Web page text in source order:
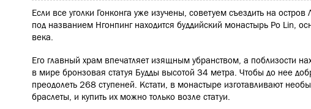
Если все уголки Гонконга уже изучены, советуем съездить на остров
под названием Нгонпинг находится буддийский монастырь Po Lin,
века.
Его главный храм впечатляет изящным убранством, а поблизости
в мире бронзовая статуя Будды высотой 34 метра. Чтобы до нее
преодолеть 268 ступеней. Кстати, в монастыре изготавливают
браслеты, и купить их можно только возле статуи.